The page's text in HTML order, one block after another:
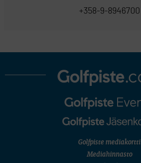
+358-9-8946700
Golfpiste mediakortti
Mediahinnasto